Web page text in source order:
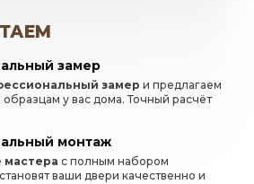
замер
замер и предлагаем
у вас дома. Точный расчёт
монтаж
с полным набором
ваши двери качественно и